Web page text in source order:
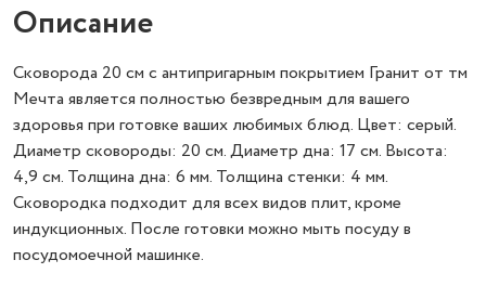
Описание
Сковорода 20 см с антипригарным покрытием Гранит от тм
Мечта является полностью безвредным для вашего
здоровья при готовке ваших любимых блюд. Цвет: серый.
Диаметр сковороды: 20 см. Диаметр дна: 17 см. Высота:
4,9 см. Толщина дна: 6 мм. Толщина стенки: 4 мм.
Сковородка подходит для всех видов плит, кроме
индукционных. После готовки можно мыть посуду в
посудомоечной машинке.